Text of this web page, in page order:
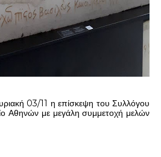
03/11 η επίσκεψη του Συλλόγου
Αθηνών με μεγάλη συμμετοχή μελών